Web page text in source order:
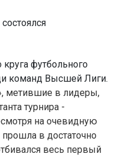
футбольного
команд Высшей Лиги.
метившие в лидеры,
турнира -
на очевидную
в достаточно
весь первый